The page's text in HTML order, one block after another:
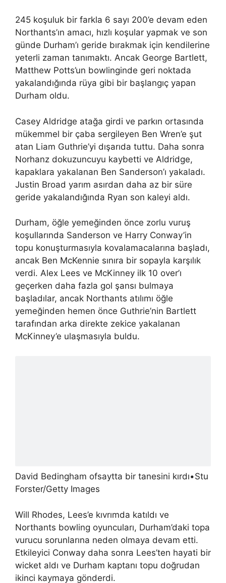
245 koşuluk bir farkla 6 sayı 200’e devam eden
Northants’ın amacı, hızlı koşular yapmak ve son
günde Durham’ı geride bırakmak için kendilerine
yeterli zaman tanımaktı. Ancak George Bartlett,
Matthew Potts’un bowlinginde geri noktada
yakalandığında rüya gibi bir başlangıç ​​yapan
Durham oldu.
Casey Aldridge atağa girdi ve parkın ortasında
mükemmel bir çaba sergileyen Ben Wren’e şut
atan Liam Guthrie’yi dışarıda tuttu. Daha sonra
Norhanz dokuzuncuyu kaybetti ve Aldridge,
kapaklara yakalanan Ben Sanderson’ı yakaladı.
Justin Broad yarım asırdan daha az bir süre
geride yakalandığında Ryan son kaleyi aldı.
Durham, öğle yemeğinden önce zorlu vuruş
koşullarında Sanderson ve Harry Conway’in
topu konuşturmasıyla kovalamacalarına başladı,
ancak Ben McKennie sınıra bir sopayla karşılık
verdi. Alex Lees ve McKinney ilk 10 over’ı
geçerken daha fazla gol şansı bulmaya
başladılar, ancak Northants atılımı öğle
yemeğinden hemen önce Guthrie’nin Bartlett
tarafından arka direkte zekice yakalanan
McKinney’e ulaşmasıyla buldu.
David Bedingham ofsaytta bir tanesini kırdı•Stu
Forster/Getty Images
Will Rhodes, Lees’e kıvrımda katıldı ve
Northants bowling oyuncuları, Durham’daki topa
vurucu sorunlarına neden olmaya devam etti.
Etkileyici Conway daha sonra Lees’ten hayati bir
wicket aldı ve Durham kaptanı topu doğrudan
ikinci kaymaya gönderdi.